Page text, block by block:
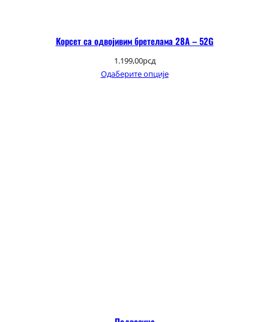
Корсет са одвојивим бретелама 28А – 52G
1.199,00рсд
Одаберите опције